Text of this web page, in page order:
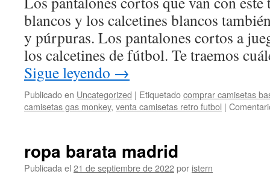
blancos y los calcetines blancos
y púrpuras. Los pantalones cortos a
los calcetines de fútbol. Te traemos
Sigue leyendo →
Publicado en Uncategorized | Etiquetadocomprar camisetas
camisetas gas monkey, venta camisetas retro futbol |
ropa barata madrid
Publicada el 21 de septiembre de 2022por istern